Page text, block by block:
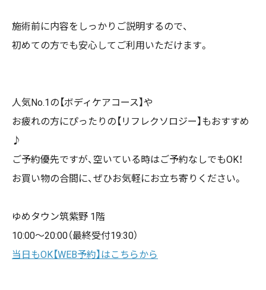
施術前に内容をしっかりご説明するので、
初めての方でも安心してご利用いただけます。
人気No.1の【ボディケアコース】や
お疲れの方にぴったりの【リフレクソロジー】もおすすめ
♪
ご予約優先ですが、空いている時はご予約なしでもOK！
お買い物の合間に、ぜひお気軽にお立ち寄りください。
ゆめタウン筑紫野 1階
10:00〜20:00（最終受付19:30）
当日もOK【WEB予約】はこちらから